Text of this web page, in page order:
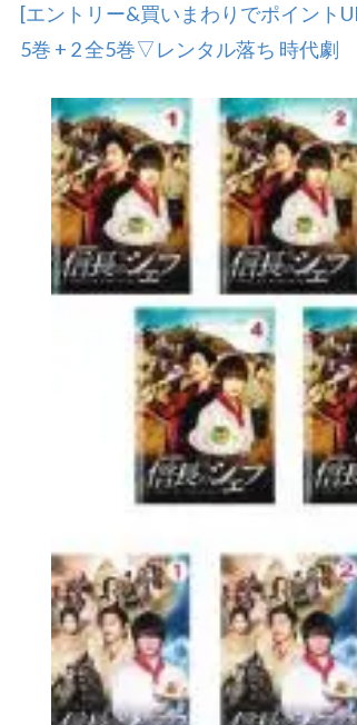
[エントリー&買いまわりでポイント
5巻 + 2 全5巻▽レンタル落ち 時代劇